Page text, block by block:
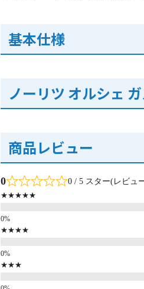
基本仕様
ノーリツ オルシェ
商品レビュー
0 0 / 5 スター(レビュ
★★★★★
★★★★
★★★